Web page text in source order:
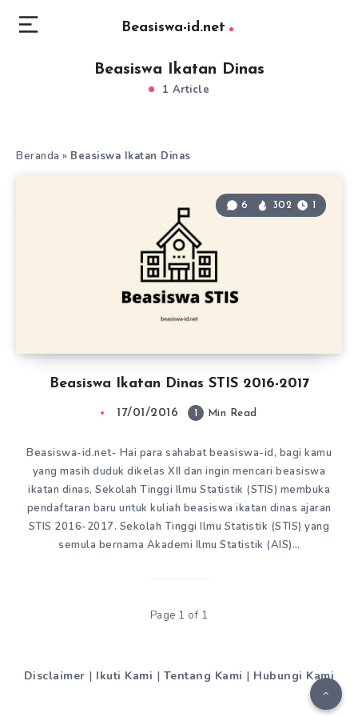
Beasiswa-id.net
Beasiswa Ikatan Dinas
1 Article
Beranda » Beasiswa Ikatan Dinas
Beasiswa Ikatan Dinas STIS 2016-2017
6 302 1
17/01/2016 1 Min Read
Beasiswa-id.net- Hai para sahabat beasiswa-id, bagi kamu
yang masih duduk dikelas XII dan ingin mencari beasiswa
ikatan dinas, Sekolah Tinggi Ilmu Statistik (STIS) membuka
pendaftaran baru untuk kuliah beasiswa ikatan dinas ajaran
STIS 2016-2017. Sekolah Tinggi Ilmu Statistik (STIS) yang
semula bernama Akademi Ilmu Statistik (AIS)…
Page 1 of 1
Disclaimer | Ikuti Kami | Tentang Kami | Hubungi Kami